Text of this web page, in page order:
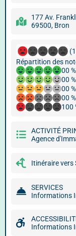
177 Av.
69500, Bron
Répartition des
00 %
00 %
00 %
00 %
100
ACTIVITÉ
Agence
Itinéraire vers
SERVICES
Informations
Informations